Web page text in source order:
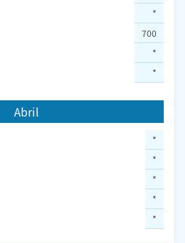
*
700
*
*
Abril
*
*
*
*
*